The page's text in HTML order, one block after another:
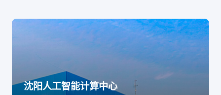
沈阳人工智能计算中心